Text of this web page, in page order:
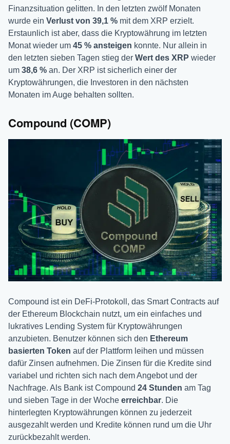
Finanzsituation gelitten. In den letzten zwölf Monaten
wurde ein Verlust von 39,1 % mit dem XRP erzielt.
Erstaunlich ist aber, dass die Kryptowährung im letzten
Monat wieder um 45 % ansteigen konnte. Nur allein in
den letzten sieben Tagen stieg der Wert des XRP wieder
um 38,6 % an. Der XRP ist sicherlich einer der
Kryptowährungen, die Investoren in den nächsten
Monaten im Auge behalten sollten.
Compound (COMP)
Compound ist ein DeFi-Protokoll, das Smart Contracts auf
der Ethereum Blockchain nutzt, um ein einfaches und
lukratives Lending System für Kryptowährungen
anzubieten. Benutzer können sich den Ethereum
basierten Token auf der Plattform leihen und müssen
dafür Zinsen aufnehmen. Die Zinsen für die Kredite sind
variabel und richten sich nach dem Angebot und der
Nachfrage. Als Bank ist Compound 24 Stunden am Tag
und sieben Tage in der Woche erreichbar. Die
hinterlegten Kryptowährungen können zu jederzeit
ausgezahlt werden und Kredite können rund um die Uhr
zurückbezahlt werden.